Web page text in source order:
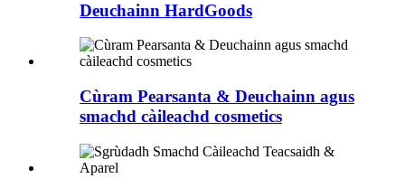
Deuchainn HardGoods
Cùram Pearsanta & Deuchainn agus
smachd càileachd cosmetics